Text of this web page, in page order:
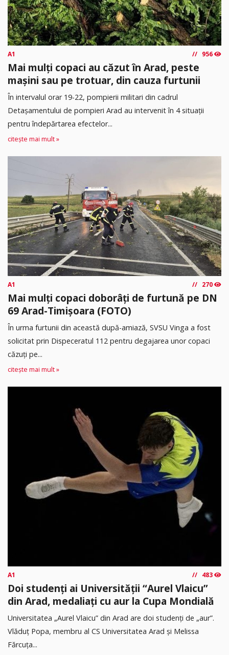
A1 956
Mai mulți copaci au căzut în Arad, peste
mașini sau pe trotuar, din cauza furtunii
În intervalul orar 19-22, pompierii militari din cadrul
Detașamentului de pompieri Arad au intervenit în 4 situații
pentru îndepărtarea efectelor...
citește mai mult »
A1 270
Mai mulți copaci doborâți de furtună pe DN
69 Arad-Timișoara (FOTO)
În urma furtunii din această după-amiază, SVSU Vinga a fost
solicitat prin Dispeceratul 112 pentru degajarea unor copaci
căzuți pe...
citește mai mult »
A1 483
Doi studenți ai Universității “Aurel Vlaicu”
din Arad, medaliați cu aur la Cupa Mondială
Universitatea „Aurel Vlaicu” din Arad are doi studenți de „aur”.
Vlăduț Popa, membru al CS Universitatea Arad și Melissa
Fărcuța...